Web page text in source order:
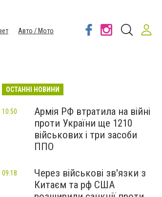
Авто / Мото
ОСТАННІ НОВИНИ
Армія РФ втратила на війні
проти України ще 1210
військових і три засоби
ППО
10:50
Через військові зв'язки з
Китаєм та рф США
09:18